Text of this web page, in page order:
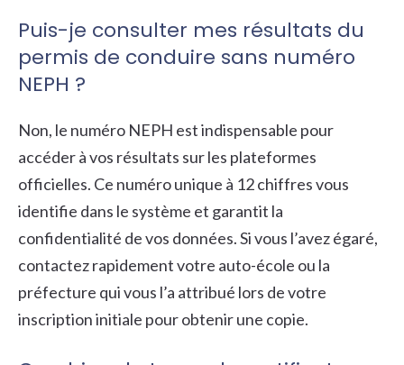
Puis-je consulter mes résultats du
permis de conduire sans numéro
NEPH ?
Non, le numéro NEPH est indispensable pour
accéder à vos résultats sur les plateformes
officielles. Ce numéro unique à 12 chiffres vous
identifie dans le système et garantit la
confidentialité de vos données. Si vous l’avez égaré,
contactez rapidement votre auto-école ou la
préfecture qui vous l’a attribué lors de votre
inscription initiale pour obtenir une copie.